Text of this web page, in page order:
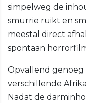
simpelweg de
smurrie ruikt en
meestal direct
spontaan
Opvallend
verschillende
Nadat de